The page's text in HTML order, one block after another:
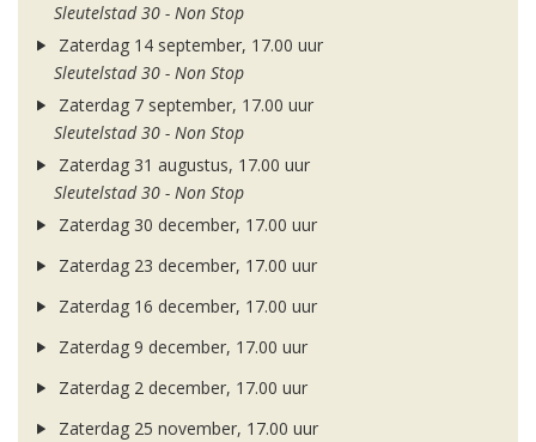
Sleutelstad 30 - Non Stop
Zaterdag 14 september, 17.00 uur
Sleutelstad 30 - Non Stop
Zaterdag 7 september, 17.00 uur
Sleutelstad 30 - Non Stop
Zaterdag 31 augustus, 17.00 uur
Sleutelstad 30 - Non Stop
Zaterdag 30 december, 17.00 uur
Zaterdag 23 december, 17.00 uur
Zaterdag 16 december, 17.00 uur
Zaterdag 9 december, 17.00 uur
Zaterdag 2 december, 17.00 uur
Zaterdag 25 november, 17.00 uur